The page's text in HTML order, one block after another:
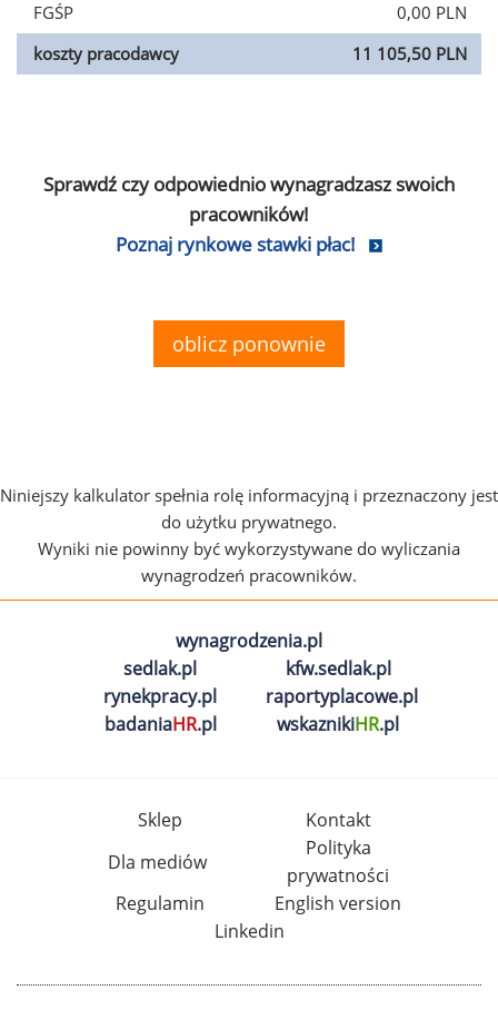
FGŚP
0,00 PLN
koszty pracodawcy
11 105,50 PLN
Sprawdź czy odpowiednio wynagradzasz swoich
pracowników!
Poznaj rynkowe stawki płac!
oblicz ponownie
Niniejszy kalkulator spełnia rolę informacyjną i przeznaczony jest
do użytku prywatnego.
Wyniki nie powinny być wykorzystywane do wyliczania
wynagrodzeń pracowników.
wynagrodzenia.pl
sedlak.pl
kfw.sedlak.pl
rynekpracy.pl
raportyplacowe.pl
badaniaHR.pl wskaznikiHR.pl
Sklep
Kontakt
Dla mediów
Polityka
prywatności
Regulamin
English version
Linkedin